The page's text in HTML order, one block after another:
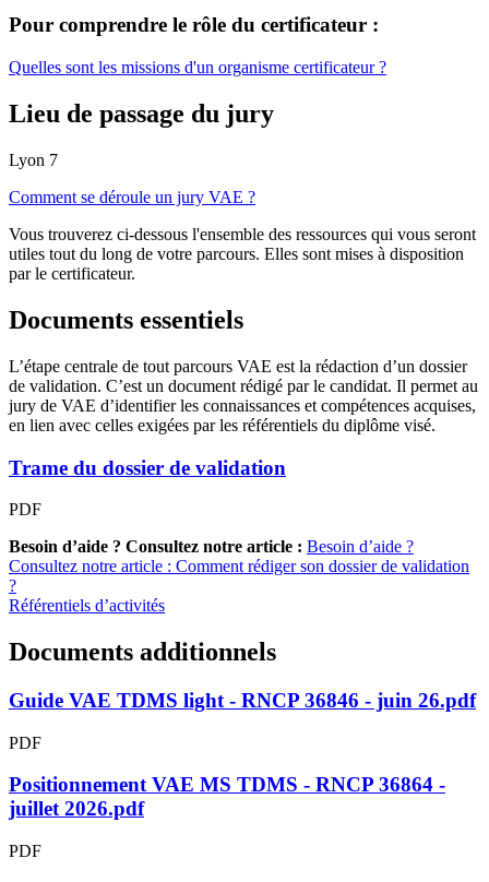
Pour comprendre le rôle du certificateur :
Quelles sont les missions d'un organisme certificateur ?
Lieu de passage du jury
Lyon 7
Comment se déroule un jury VAE ?
Vous trouverez ci-dessous l'ensemble des ressources qui vous seront
utiles tout du long de votre parcours. Elles sont mises à disposition
par le certificateur.
Documents essentiels
L’étape centrale de tout parcours VAE est la rédaction d’un dossier
de validation. C’est un document rédigé par le candidat. Il permet au
jury de VAE d’identifier les connaissances et compétences acquises,
en lien avec celles exigées par les référentiels du diplôme visé.
Trame du dossier de validation
PDF
Besoin d’aide ? Consultez notre article : Besoin d’aide ?
Consultez notre article : Comment rédiger son dossier de validation
?
Référentiels d’activités
Documents additionnels
Guide VAE TDMS light - RNCP 36846 - juin 26.pdf
PDF
Positionnement VAE MS TDMS - RNCP 36864 -
juillet 2026.pdf
PDF